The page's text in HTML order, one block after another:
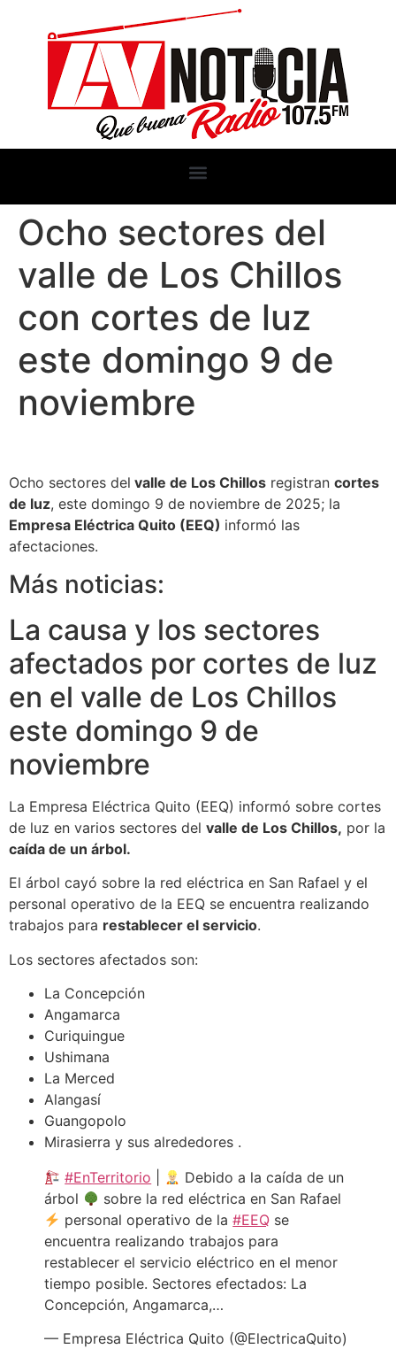
Ocho sectores del
valle de Los Chillos
con cortes de luz
este domingo 9 de
noviembre
Ocho sectores del valle de Los Chillos registran cortes
de luz, este domingo 9 de noviembre de 2025; la
Empresa Eléctrica Quito (EEQ) informó las
afectaciones.
Más noticias:
La causa y los sectores
afectados por cortes de luz
en el valle de Los Chillos
este domingo 9 de
noviembre
La Empresa Eléctrica Quito (EEQ) informó sobre cortes
de luz en varios sectores del valle de Los Chillos, por la
caída de un árbol.
El árbol cayó sobre la red eléctrica en San Rafael y el
personal operativo de la EEQ se encuentra realizando
trabajos para restablecer el servicio.
Los sectores afectados son:
La Concepción
Angamarca
Curiquingue
Ushimana
La Merced
Alangasí
Guangopolo
Mirasierra y sus alrededores .
#EnTerritorio
Debido a la caída de un
árbol
sobre la red eléctrica en San Rafael
personal operativo de la#EEQ se
encuentra realizando trabajos para
restablecer el servicio eléctrico en el menor
tiempo posible. Sectores efectados: La
Concepción, Angamarca,…
— Empresa Eléctrica Quito (@ElectricaQuito)